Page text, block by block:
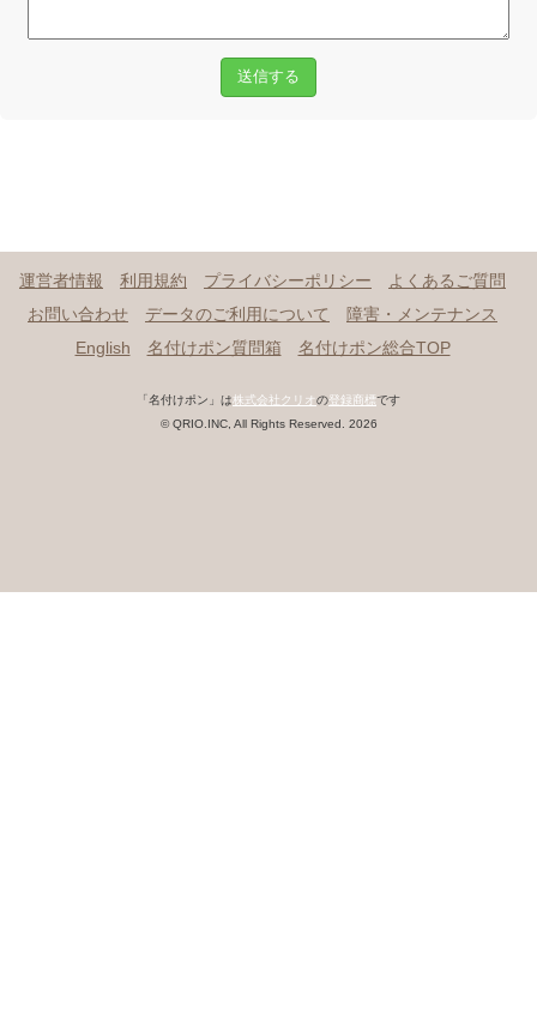
送信する
運営者情報 利用規約 プライバシーポリシー
よくあるご質問
お問い合わせ
データのご利用について
障害・メンテナンス
English
名付けポン質問箱 名付けポン総合TOP
「名付けポン」は株式会社クリオの登録商標です
© QRIO.INC, All Rights Reserved. 2026